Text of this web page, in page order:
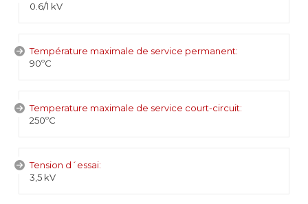
0.6/1 kV
Température maximale de service permanent:
90ºC
Temperature maximale de service court-circuit:
250ºC
Tension d´essai:
3,5 kV